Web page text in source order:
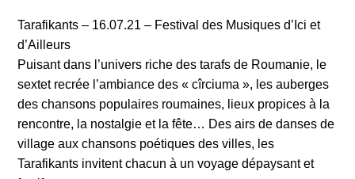
Tarafikants – 16.07.21 – Festival des Musiques d’Ici et
d’Ailleurs
Puisant dans l’univers riche des tarafs de Roumanie, le
sextet recrée l’ambiance des « cîrciuma », les auberges
des chansons populaires roumaines, lieux propices à la
rencontre, la nostalgie et la fête… Des airs de danses de
village aux chansons poétiques des villes, les
Tarafikants invitent chacun à un voyage dépaysant et